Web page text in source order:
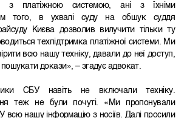
з платіжною системою, ані з їхніми
того, в ухвалі суду на обшук суддя
Києва дозволив вилучити тільки ту
техпідтримка платіжної системи. Ми
всю нашу техніку, давали до неї доступ,
докази», – згадує адвокат.
СБУ навіть не включали техніку.
теж не були почуті. «Ми пропонували
всю нашу інформацію з носіїв. Далі просили